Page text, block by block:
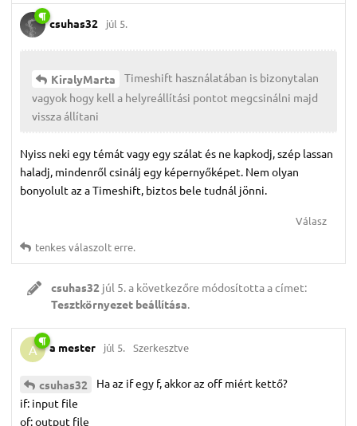
csuhas32 júl 5.
KiralyMarta
Timeshift használatában is bizonytalan
vagyok hogy kell a helyreállítási pontot megcsinálni majd
vissza állítani
Nyiss neki egy témát vagy egy szálat és ne kapkodj, szép lassan
haladj, mindenről csinálj egy képernyőképet. Nem olyan
bonyolult az a Timeshift, biztos bele tudnál jönni.
Válasz
tenkesválaszolt erre.
csuhas32 júl 5.a következőre módosította a címet:
Tesztkörnyezet beállítása.
A a mester júl 5. Szerkesztve
csuhas32
Ha az if egy f, akkor az off miért kettő?
if: input file
of: output file